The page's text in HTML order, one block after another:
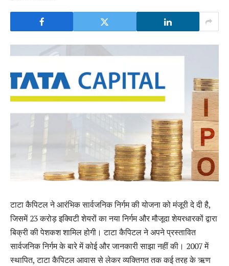
टाटा कैपिटल ने आरंभिक सार्वजनिक निर्गम की योजना को मंजूरी दे दी है,
जिसमें 23 करोड़ इक्विटी शेयरों का नया निर्गम और मौजूदा शेयरधारकों द्वारा
बिक्री की पेशकश शामिल होगी। टाटा कैपिटल ने अपने प्रस्तावित
सार्वजनिक निर्गम के बारे में कोई और जानकारी साझा नहीं की। 2007 में
स्थापित, टाटा कैपिटल आवास से लेकर व्यक्तिगत तक कई तरह के ऋण